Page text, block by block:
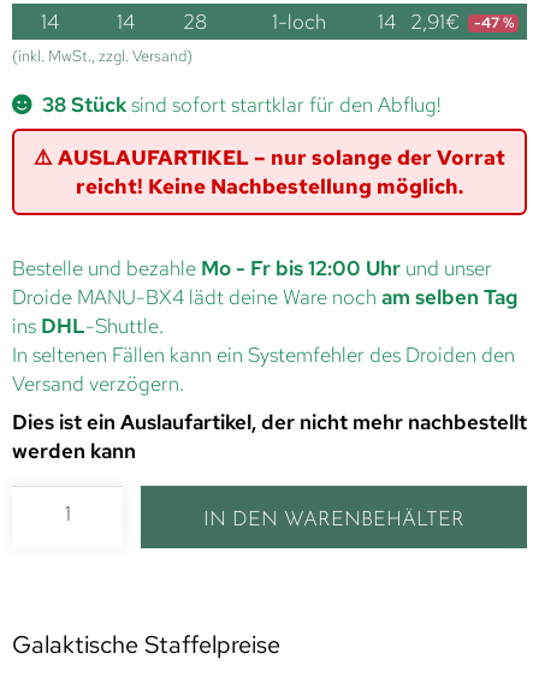
14
14 28 1-loch 14 2,91€ -47 %
(inkl. MwSt., zzgl. Versand)
38 Stücksind sofort startklar für den Abflug!
⚠️ AUSLAUFARTIKEL – nur solange der Vorrat
reicht! Keine Nachbestellung möglich.
Bestelle und bezahle Mo - Fr bis 12:00 Uhr und unser
Droide MANU-BX4 lädt deine Ware noch am selben Tag
ins DHL-Shuttle.
In seltenen Fällen kann ein Systemfehler des Droiden den
Versand verzögern.
Dies ist ein Auslaufartikel, der nicht mehr nachbestellt
werden kann
IN DEN WARENBEHÄLTER
Galaktische Staffelpreise